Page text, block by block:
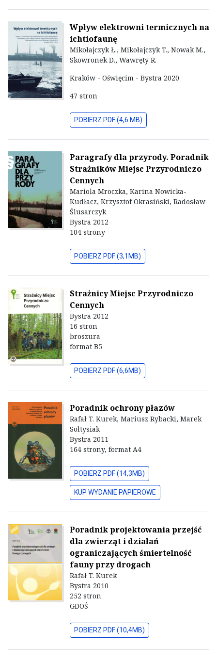
Wpływ elektrowni termicznych na
ichtiofaunę
Mikołajczyk Ł., Mikołajczyk T., Nowak M.,
Skowronek D., Wawręty R.
Kraków - Oświęcim - Bystra 2020
47 stron
POBIERZ PDF (4,6 MB)
Paragrafy dla przyrody. Poradnik
Strażników Miejsc Przyrodniczo
Cennych
Mariola Mroczka, Karina Nowicka-
Kudłacz, Krzysztof Okrasiński, Radosław
Ślusarczyk
Bystra 2012
104 strony
POBIERZ PDF (3,1MB)
Strażnicy Miejsc Przyrodniczo
Cennych
Bystra 2012
16 stron
broszura
format B5
POBIERZ PDF (6,6MB)
Poradnik ochrony płazów
Rafał T. Kurek, Mariusz Rybacki, Marek
Sołtysiak
Bystra 2011
164 strony, format A4
POBIERZ PDF (14,3MB)
KUP WYDANIE PAPIEROWE
Poradnik projektowania przejść
dla zwierząt i działań
ograniczających śmiertelność
fauny przy drogach
Rafał T. Kurek
Bystra 2010
252 stron
GDOŚ
POBIERZ PDF (10,4MB)